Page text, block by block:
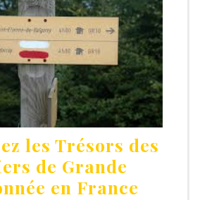
les Trésors des
de Grande
en France